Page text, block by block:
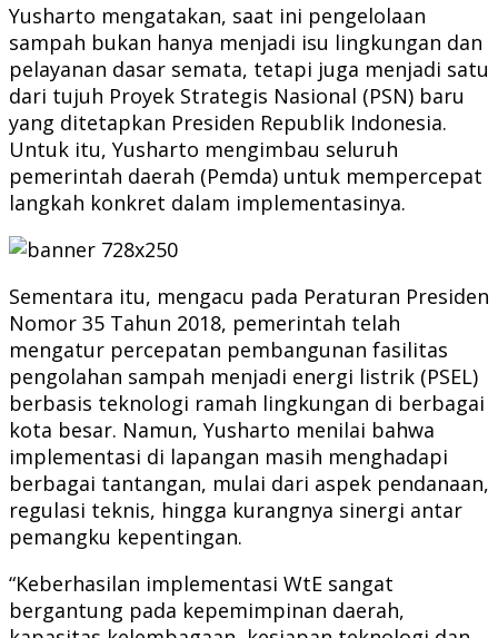
Yusharto mengatakan, saat ini pengelolaan
sampah bukan hanya menjadi isu lingkungan dan
pelayanan dasar semata, tetapi juga menjadi satu
dari tujuh Proyek Strategis Nasional (PSN) baru
yang ditetapkan Presiden Republik Indonesia.
Untuk itu, Yusharto mengimbau seluruh
pemerintah daerah (Pemda) untuk mempercepat
langkah konkret dalam implementasinya.
Sementara itu, mengacu pada Peraturan Presiden
Nomor 35 Tahun 2018, pemerintah telah
mengatur percepatan pembangunan fasilitas
pengolahan sampah menjadi energi listrik (PSEL)
berbasis teknologi ramah lingkungan di berbagai
kota besar. Namun, Yusharto menilai bahwa
implementasi di lapangan masih menghadapi
berbagai tantangan, mulai dari aspek pendanaan,
regulasi teknis, hingga kurangnya sinergi antar
pemangku kepentingan.
“Keberhasilan implementasi WtE sangat
bergantung pada kepemimpinan daerah,